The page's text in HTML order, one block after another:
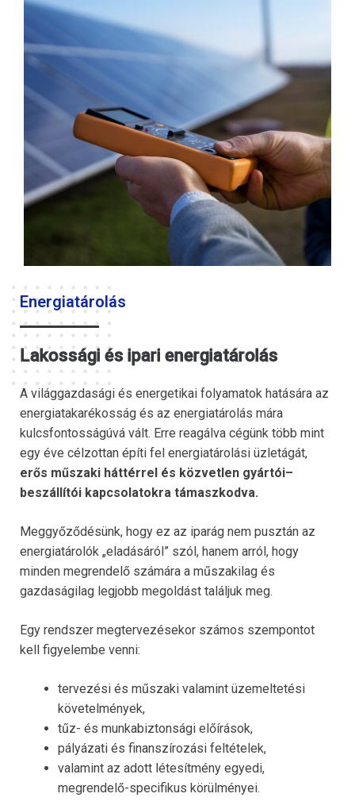
Energiatárolás
Lakossági és ipari energiatárolás
A világgazdasági és energetikai folyamatok hatására az
energiatakarékosság és az energiatárolás mára
kulcsfontosságúvá vált. Erre reagálva cégünk több mint
egy éve célzottan építi fel energiatárolási üzletágát,
erős műszaki háttérrel és közvetlen gyártói–
beszállítói kapcsolatokra támaszkodva.
Meggyőződésünk, hogy ez az iparág nem pusztán az
energiatárolók „eladásáról” szól, hanem arról, hogy
minden megrendelő számára a műszakilag és
gazdaságilag legjobb megoldást találjuk meg.
Egy rendszer megtervezésekor számos szempontot
kell figyelembe venni:
tervezési és műszaki valamint üzemeltetési
követelmények,
tűz- és munkabiztonsági előírások,
pályázati és finanszírozási feltételek,
valamint az adott létesítmény egyedi,
megrendelő-specifikus körülményei.